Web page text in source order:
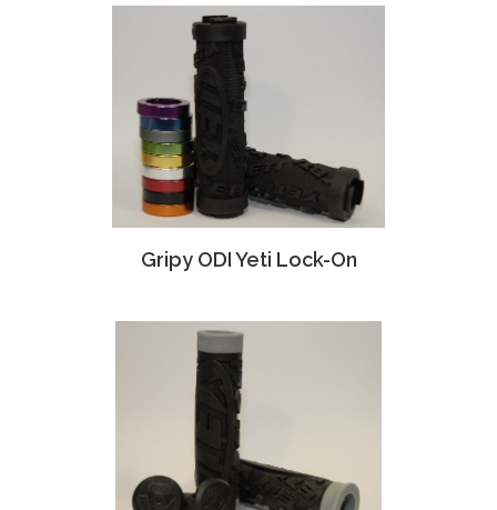
Gripy ODI Yeti Lock-On